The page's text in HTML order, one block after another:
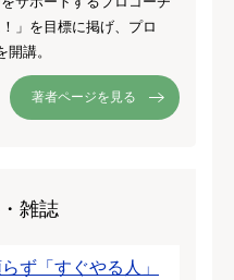
」を目標に掲げ、プロ
講。
著者ページを見る
雑誌
ず「すぐやる人」